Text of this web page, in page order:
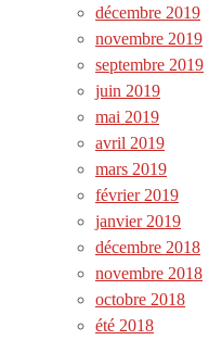
décembre 2019
novembre 2019
septembre 2019
juin 2019
mai 2019
avril 2019
mars 2019
février 2019
janvier 2019
décembre 2018
novembre 2018
octobre 2018
été 2018